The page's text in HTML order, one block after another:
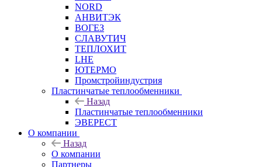
NORD
АНВИТЭК
ВОГЕЗ
СЛАВУТИЧ
ТЕПЛОХИТ
LHE
ЮТЕРМО
Промстройиндустрия
Пластинчатые теплообменники
Назад
Пластинчатые теплообменники
ЭВЕРЕСТ
О компании
Назад
О компании
Партнеры